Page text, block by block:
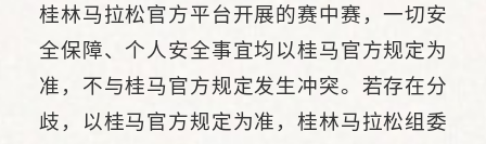
桂林马拉松官方平台开展的赛中赛，一切安
全保障、个人安全事宜均以桂马官方规定为
准，不与桂马官方规定发生冲突。若存在分
歧，以桂马官方规定为准，桂林马拉松组委